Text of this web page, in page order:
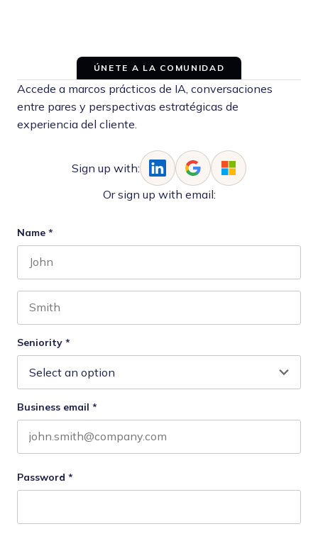
ÚNETE A LA COMUNIDAD
Accede a marcos prácticos de IA, conversaciones
entre pares y perspectivas estratégicas de
experiencia del cliente.
Sign up with:
Or sign up with email:
Name *
Seniority *
Business email *
Password *